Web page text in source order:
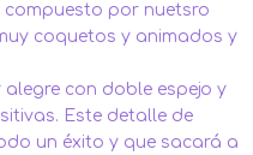
compuesto por nuetsro
coquetos y animados y
con doble espejo y
Este detalle de
un éxito y que sacará a